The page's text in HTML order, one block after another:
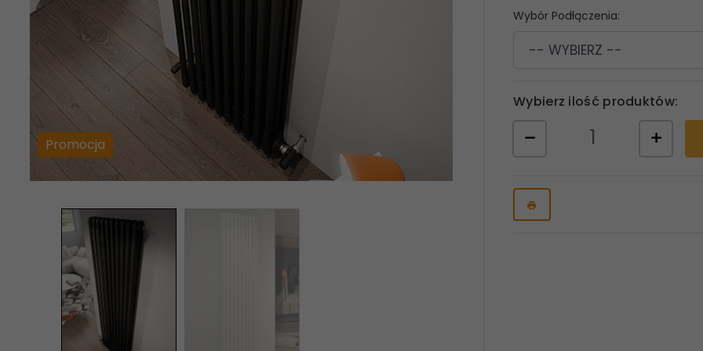
Promocja
Wybór Podłączenia:
-- WYBIERZ --
Wybierz ilość produktów: